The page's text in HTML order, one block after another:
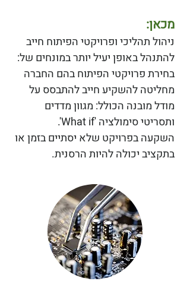
מכאן:
ניהול תהליכי ופרויקטי הפיתוח חייב
להתנהל באופן יעיל יותר במונחים של:
בחירת פרויקטי הפיתוח בהם החברה
מחליטה להשקיע חייב להתבסס על
מודל מובנה הכולל: מגוון מדדים
ותסריטי סימולציה 'What if'.
השקעה בפרויקט שלא יסתיים בזמן או
בתקציב יכולה להיות הרסנית.